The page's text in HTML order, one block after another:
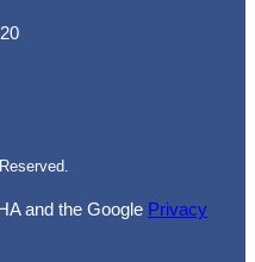
and the Google Privacy